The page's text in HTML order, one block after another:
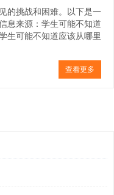
的挑战和困难。以下是一
息来源：学生可能不知道
生可能不知道应该从哪里
查看更多